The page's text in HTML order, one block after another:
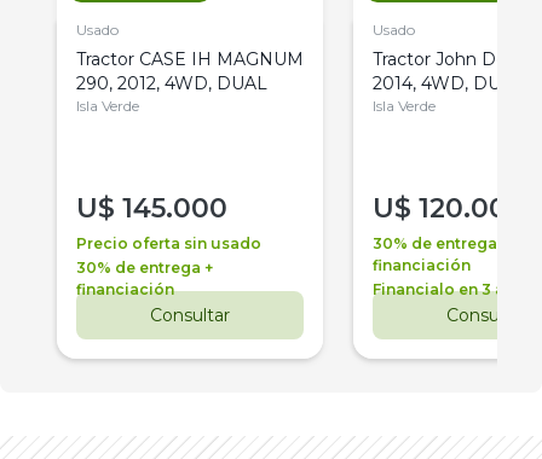
Usado
Tractor CASE IH MAGNUM
290, 2012, 4WD, DUAL
Isla Verde
U$ 145.000
Precio oferta sin usado
30% de entrega +
financiación
Consultar
Usado
Tractor John Deere
2014, 4WD, DUAL
Isla Verde
U$ 120.000
30% de entrega +
financiación
Financialo en 3 años
Consultar